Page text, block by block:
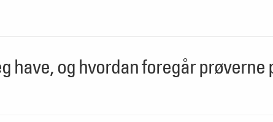
have, og hvordan foregår prøverne